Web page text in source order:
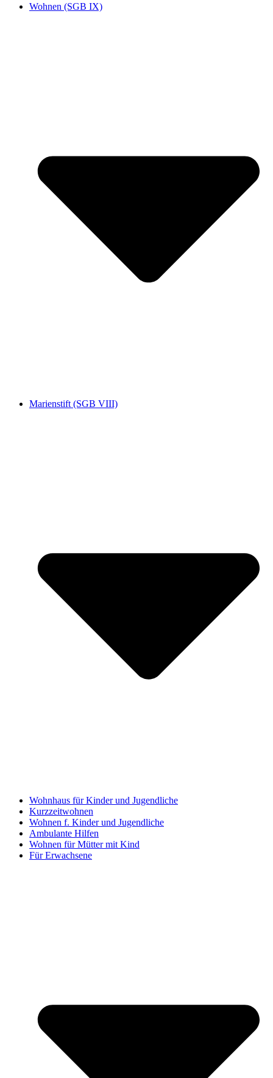
Wohnen (SGB IX)
Marienstift (SGB VIII)
Wohnhaus für Kinder und Jugendliche
Kurzzeitwohnen
Wohnen f. Kinder und Jugendliche
Ambulante Hilfen
Wohnen für Mütter mit Kind
Für Erwachsene